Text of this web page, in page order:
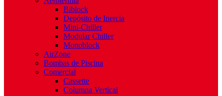
Biblock
Depósito de Inercia
Mini-Chiller
Modular Chiller
Monoblock
AirZone
Bombas de Piscina
Comercial
Cassette
Columna Vertical